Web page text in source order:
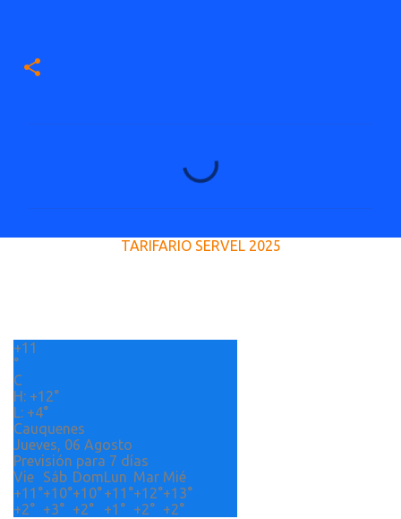
s
TARIFARIO SERVEL 2025
+11
°
C
H: +12°
L: +4°
Cauquenes
Jueves, 06 Agosto
Previsión para 7 días
Vie
Sáb DomLun Mar Mié
+11°+10°+10°+11°+12°+13°
+2° +3° +2° +1° +2° +2°